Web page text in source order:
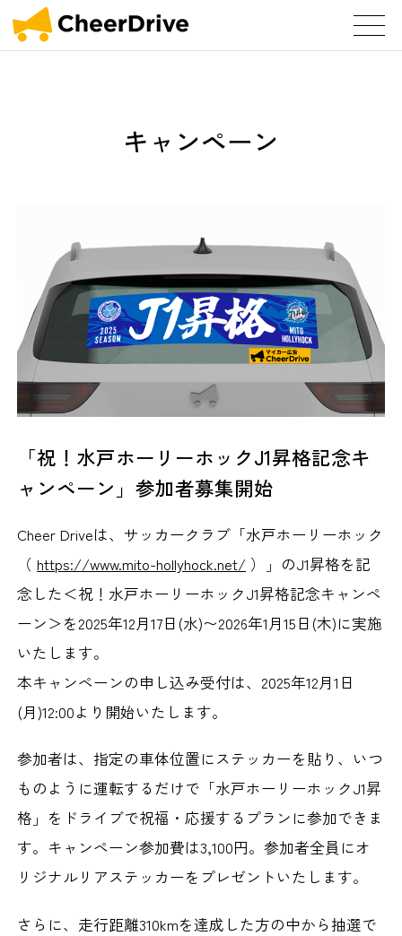
キャンペーン
「祝！水戸ホーリーホックJ1昇格記念キ
ャンペーン」参加者募集開始
Cheer Driveは、サッカークラブ「水戸ホーリーホック
（https://www.mito-hollyhock.net/ ）」のJ1昇格を記
念した＜祝！水戸ホーリーホックJ1昇格記念キャンペ
ーン＞を2025年12月17日(水)〜2026年1月15日(木)に実施
いたします。
本キャンペーンの申し込み受付は、2025年12月1日
(月)12:00より開始いたします。
参加者は、指定の車体位置にステッカーを貼り、いつ
ものように運転するだけで「水戸ホーリーホックJ1昇
格」をドライブで祝福・応援するプランに参加できま
す。キャンペーン参加費は3,100円。参加者全員にオ
リジナルリアステッカーをプレゼントいたします。
さらに、走行距離310kmを達成した方の中から抽選で